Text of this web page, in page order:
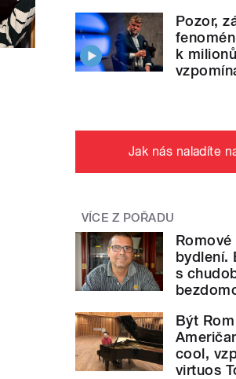
Pozor,
k
Jak nás naladíte
VÍCE Z POŘADU
Romové
bydlení.
s
Být
cool,
virtuos